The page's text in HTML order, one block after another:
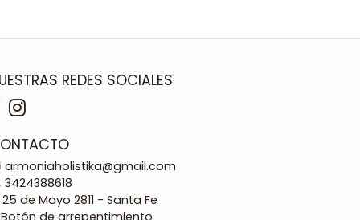
REDES SOCIALES
armoniaholistika@gmail.com
3424388618
25 de Mayo 2811 - Santa Fe
Botón de arrepentimiento